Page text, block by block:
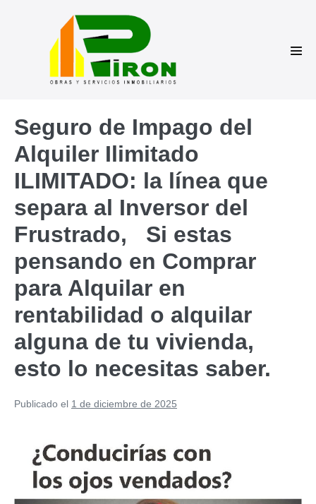
Seguro de Impago del
Alquiler Ilimitado
ILIMITADO: la línea que
separa al Inversor del
Frustrado, Si estas
pensando en Comprar
para Alquilar en
rentabilidad o alquilar
alguna de tu vivienda,
esto lo necesitas saber.
Publicado el 1 de diciembre de 2025